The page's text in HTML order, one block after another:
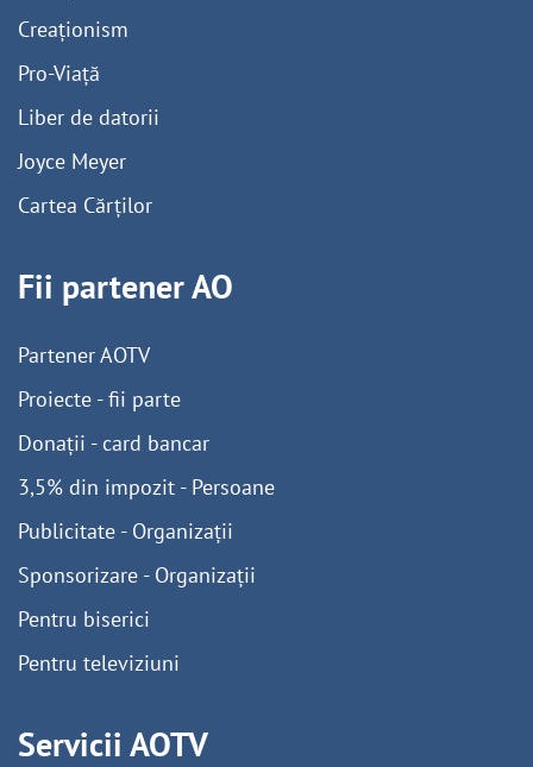
Creaționism
Pro-Viață
Liber de datorii
Joyce Meyer
Cartea Cărților
Fii partener AO
Partener AOTV
Proiecte - fii parte
Donații - card bancar
3,5% din impozit - Persoane
Publicitate - Organizații
Sponsorizare - Organizații
Pentru biserici
Pentru televiziuni
Servicii AOTV